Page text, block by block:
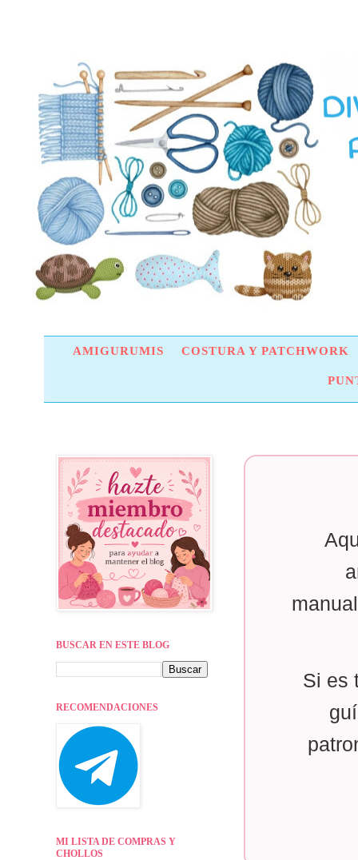
AMIGURUMIS COSTURA Y PATCHWORK
Si es
BUSCAR EN ESTE BLOG
RECOMENDACIONES
MI LISTA DE COMPRAS Y
CHOLLOS